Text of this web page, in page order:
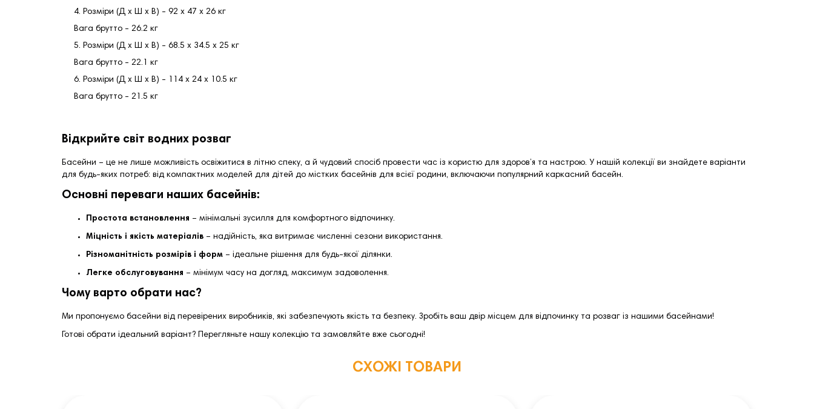
4. Розміри (Д х Ш х В) - 92 х 47 х 26 кг
Вага брутто - 26.2 кг
5. Розміри (Д х Ш х В) - 68.5 х 34.5 х 25 кг
Вага брутто - 22.1 кг
6. Розміри (Д х Ш х В) - 114 х 24 х 10.5 кг
Вага брутто - 21.5 кг
Відкрийте світ водних розваг
Басейни – це не лише можливість освіжитися в літню спеку, а й чудовий спосіб провести час із користю для здоров’я та настрою. У нашій колекції ви знайдете варіанти
для будь-яких потреб: від компактних моделей для дітей до містких басейнів для всієї родини, включаючи популярний каркасний басейн.
Основні переваги наших басейнів:
Простота встановлення – мінімальні зусилля для комфортного відпочинку.
Міцність і якість матеріалів – надійність, яка витримає численні сезони використання.
Різноманітність розмірів і форм – ідеальне рішення для будь-якої ділянки.
Легке обслуговування – мінімум часу на догляд, максимум задоволення.
Чому варто обрати нас?
Ми пропонуємо басейни від перевірених виробників, які забезпечують якість та безпеку. Зробіть ваш двір місцем для відпочинку та розваг із нашими басейнами!
Готові обрати ідеальний варіант? Перегляньте нашу колекцію та замовляйте вже сьогодні!
СХОЖІ ТОВАРИ